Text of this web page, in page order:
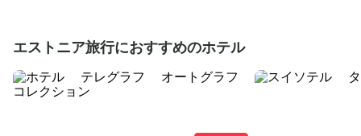
エストニア旅行におすすめのホテル